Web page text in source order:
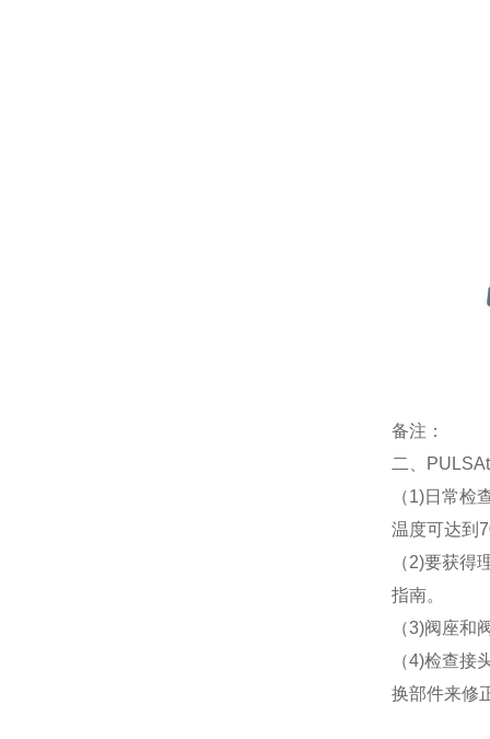
备注：
二、
（1)日常
温度可达到
（2)要获
指南。
（3)阀座和
（4)检查
换部件来修